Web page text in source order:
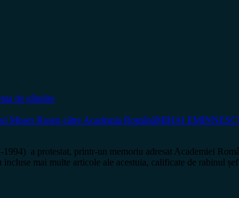
de gândire
Moses Rosen către Academia RomânăMIHAI
a protestat, printr-un memoriu adresat Academiei
incluse mai multe articole ale acestuia, calificate de